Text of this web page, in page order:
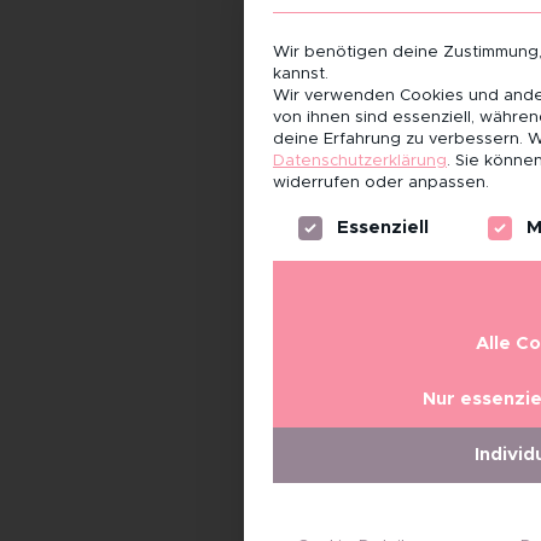
Wir benötigen deine
kannst.
Wir verwenden Cookies und
von ihnen sind essenziell,
deine Erfahrung zu verbessern.
Datenschutzerklärung. Sie
widerrufen oder anpassen.
Es folgt eine Liste der
Essenziell
Alle
Nur